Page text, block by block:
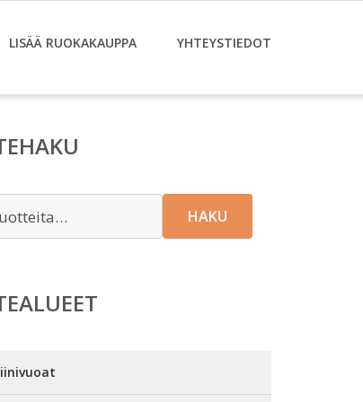
LISÄÄ RUOKAKAUPPA YHTEYSTIEDOT
HAKU